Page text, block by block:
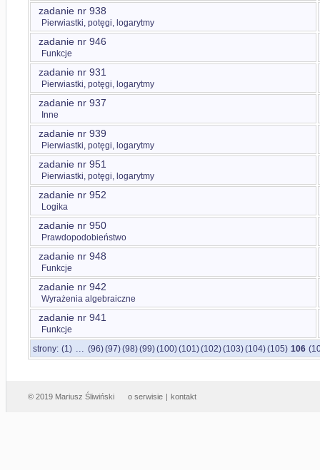
zadanie nr 938
Pierwiastki, potęgi, logarytmy
zadanie nr 946
Funkcje
zadanie nr 931
Pierwiastki, potęgi, logarytmy
zadanie nr 937
Inne
zadanie nr 939
Pierwiastki, potęgi, logarytmy
zadanie nr 951
Pierwiastki, potęgi, logarytmy
zadanie nr 952
Logika
zadanie nr 950
Prawdopodobieństwo
zadanie nr 948
Funkcje
zadanie nr 942
Wyrażenia algebraiczne
zadanie nr 941
Funkcje
strony: (1) ... (96)(97)(98)(99)(100)(101)(102)(103)(104)(105) 106
© 2019 Mariusz Śliwiński o serwisie | kontakt